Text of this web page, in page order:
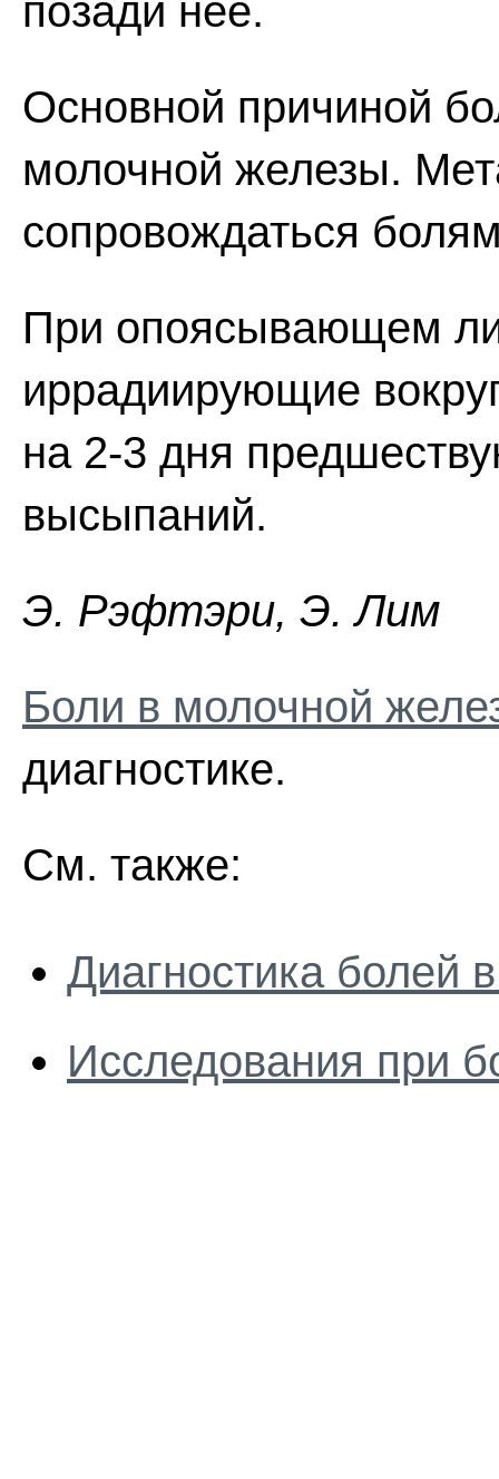
позади нее.
Основной причиной
молочной железы.
сопровождаться
При опоясывающем
иррадиирующие
на 2-3 дня
высыпаний.
Э. Pэфтэpи, Э. Лим
Боли в молочной
диагностике.
См. также:
Диагностика болей
Исследования при